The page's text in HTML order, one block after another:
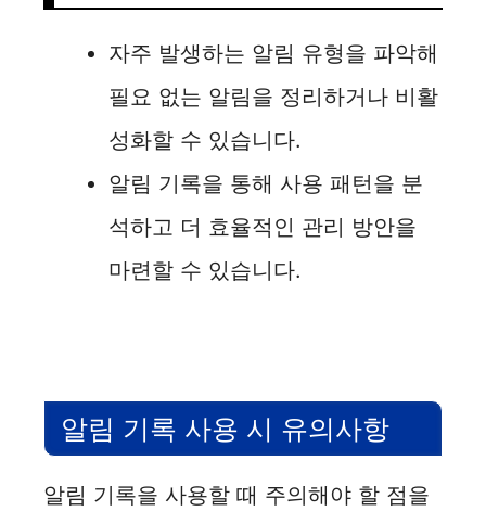
자주 발생하는 알림 유형을 파악해
필요 없는 알림을 정리하거나 비활
성화할 수 있습니다.
알림 기록을 통해 사용 패턴을 분
석하고 더 효율적인 관리 방안을
마련할 수 있습니다.
알림 기록 사용 시 유의사항
알림 기록을 사용할 때 주의해야 할 점을